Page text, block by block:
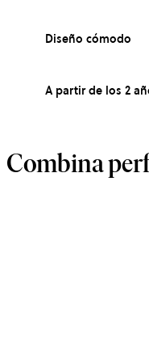
Diseño cómodo
A partir de los 2
Combina